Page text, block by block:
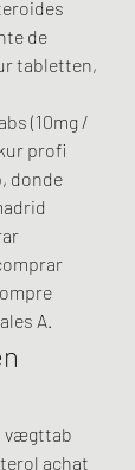
de
tabletten,
(10mg /
profi
donde
A.
vægttab
achat